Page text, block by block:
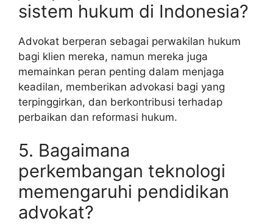
sistem hukum di Indonesia?
Advokat berperan sebagai perwakilan hukum
bagi klien mereka, namun mereka juga
memainkan peran penting dalam menjaga
keadilan, memberikan advokasi bagi yang
terpinggirkan, dan berkontribusi terhadap
perbaikan dan reformasi hukum.
5. Bagaimana
perkembangan teknologi
memengaruhi pendidikan
advokat?